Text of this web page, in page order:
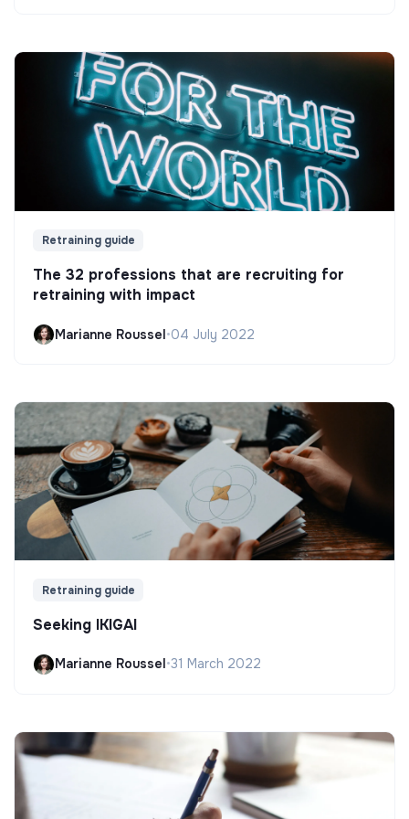
Retraining guide
The 32 professions that are recruiting for
retraining with impact
Marianne Roussel•04 July 2022
Retraining guide
Seeking IKIGAI
Marianne Roussel•31 March 2022